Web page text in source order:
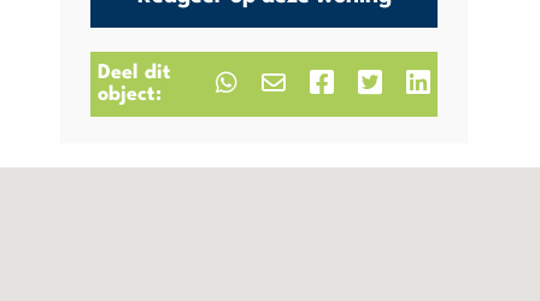
Deel dit
object: